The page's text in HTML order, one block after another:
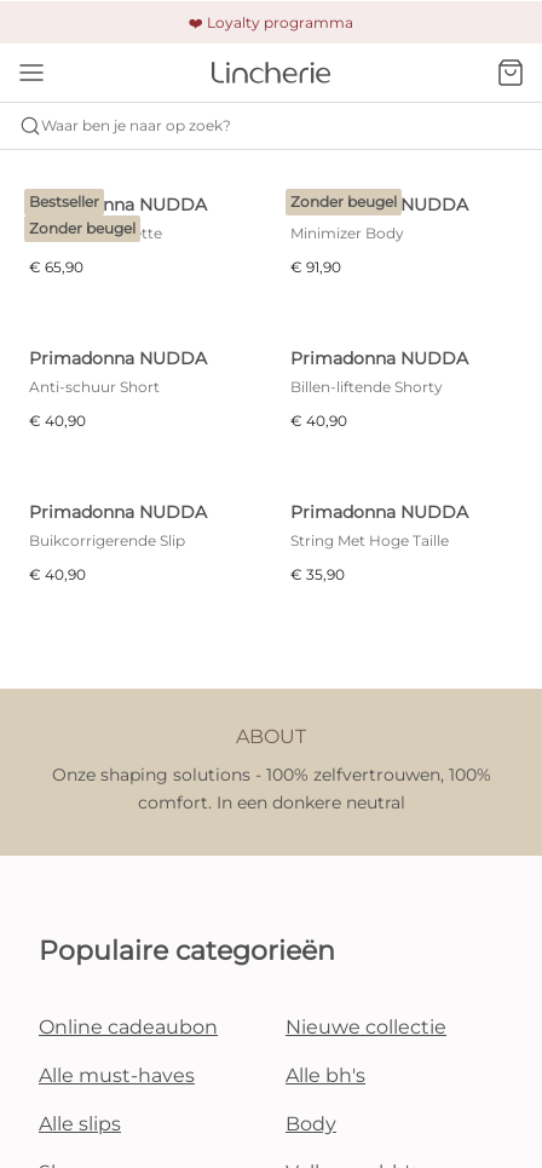
❤️ Loyalty programma
🚚 Gratis verzending & retour
🔒 Altijd veilig betalen
Waar ben je naar op zoek?PRIMADONNA
NUDDA
Bestseller
Zonder beugel
Primadonna NUDDA
Minimizer Bralette
€ 65,90
Zonder beugel
Primadonna NUDDA
Minimizer Body
€ 91,90
Primadonna NUDDA
Anti-schuur Short
€ 40,90
Primadonna NUDDA
Billen-liftende Shorty
€ 40,90
Primadonna NUDDA
Buikcorrigerende Slip
€ 40,90
Primadonna NUDDA
String Met Hoge Taille
€ 35,90
ABOUT
Onze shaping solutions - 100% zelfvertrouwen, 100%
comfort. In een donkere neutral
Populaire categorieën
Online cadeaubon Nieuwe collectie
Alle must-haves Alle bh's
Alle slips Body